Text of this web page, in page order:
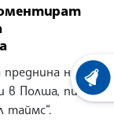
преднина на
в Полша, пише
таймс“.